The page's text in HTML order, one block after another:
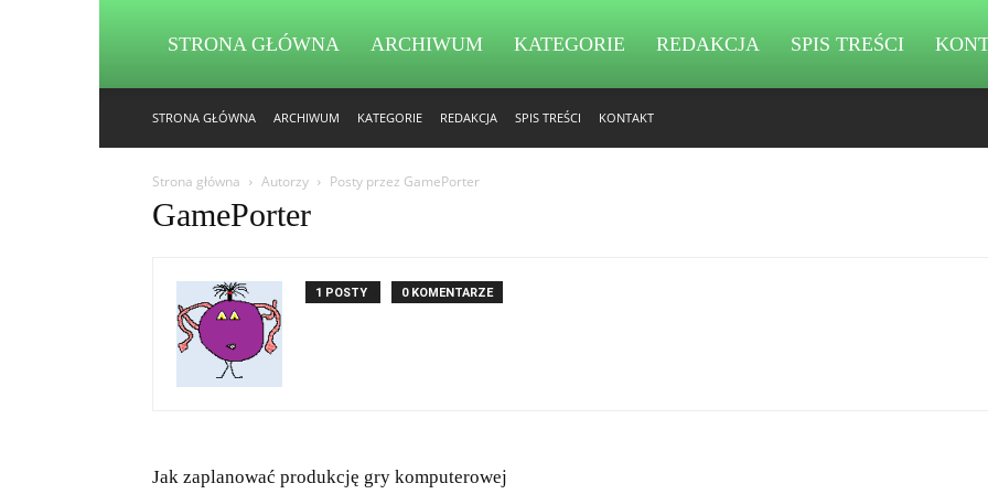
STRONA GŁÓWNA ARCHIWUM KATEGORIE REDAKCJA SPIS TREŚCI
STRONA GŁÓWNA ARCHIWUM KATEGORIE REDAKCJA SPIS TREŚCI KONTAKT
Strona główna Autorzy Posty przez GamePorter
GamePorter
1 POSTY 0 KOMENTARZE
Jak zaplanować produkcję gry komputerowej